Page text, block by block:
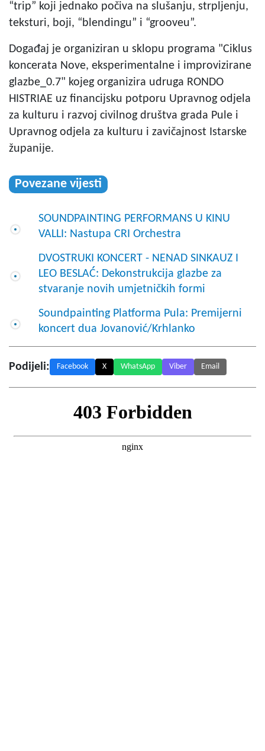
“trip” koji jednako počiva na slušanju, strpljenju,
teksturi, boji, “blendingu” i “grooveu”.
Događaj je organiziran u sklopu programa "Ciklus
koncerata Nove, eksperimentalne i improvizirane
glazbe_0.7" kojeg organizira udruga RONDO
HISTRIAE uz financijsku potporu Upravnog odjela
za kulturu i razvoj civilnog društva grada Pule i
Upravnog odjela za kulturu i zavičajnost Istarske
županije.
Povezane vijesti
SOUNDPAINTING PERFORMANS U KINU
VALLI: Nastupa CRI Orchestra
DVOSTRUKI KONCERT - NENAD SINKAUZ I
LEO BESLAĆ: Dekonstrukcija glazbe za
stvaranje novih umjetničkih formi
Soundpainting Platforma Pula: Premijerni
koncert dua Jovanović/Krhlanko
Podijeli: Facebook X WhatsApp Viber Email